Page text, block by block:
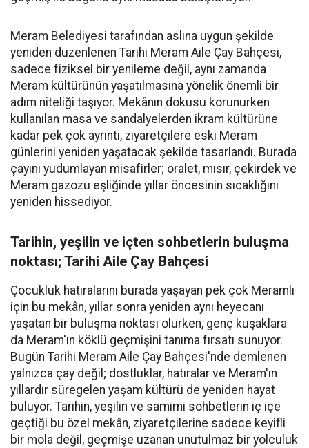
Meram Belediyesi tarafından aslına uygun şekilde
yeniden düzenlenen Tarihi Meram Aile Çay Bahçesi,
sadece fiziksel bir yenileme değil, aynı zamanda
Meram kültürünün yaşatılmasına yönelik önemli bir
adım niteliği taşıyor. Mekânın dokusu korunurken
kullanılan masa ve sandalyelerden ikram kültürüne
kadar pek çok ayrıntı, ziyaretçilere eski Meram
günlerini yeniden yaşatacak şekilde tasarlandı. Burada
çayını yudumlayan misafirler; oralet, mısır, çekirdek ve
Meram gazozu eşliğinde yıllar öncesinin sıcaklığını
yeniden hissediyor.
Tarihin, yeşilin ve içten sohbetlerin buluşma
noktası; Tarihi Aile Çay Bahçesi
Çocukluk hatıralarını burada yaşayan pek çok Meramlı
için bu mekân, yıllar sonra yeniden aynı heyecanı
yaşatan bir buluşma noktası olurken, genç kuşaklara
da Meram'ın köklü geçmişini tanıma fırsatı sunuyor.
Bugün Tarihi Meram Aile Çay Bahçesi'nde demlenen
yalnızca çay değil; dostluklar, hatıralar ve Meram'ın
yıllardır süregelen yaşam kültürü de yeniden hayat
buluyor. Tarihin, yeşilin ve samimi sohbetlerin iç içe
geçtiği bu özel mekân, ziyaretçilerine sadece keyifli
bir mola değil, geçmişe uzanan unutulmaz bir yolculuk